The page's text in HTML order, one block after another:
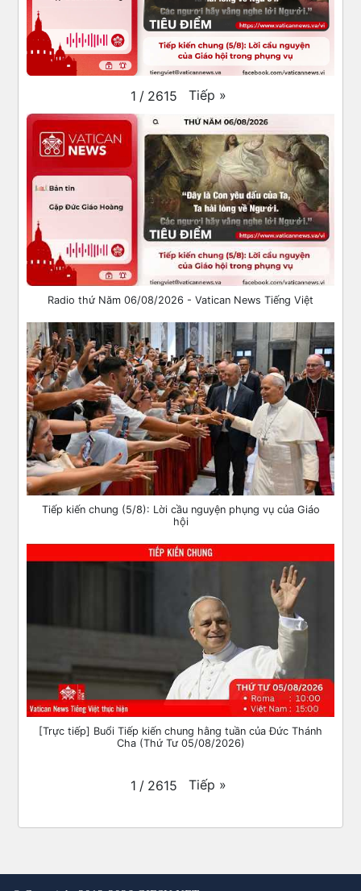
1 / 2615 Tiếp »
Radio thứ Năm 06/08/2026 - Vatican News Tiếng Việt
Tiếp kiến chung (5/8): Lời cầu nguyện phụng vụ của Giáo
hội
[Trực tiếp] Buổi Tiếp kiến chung hằng tuần của Đức Thánh
Cha (Thứ Tư 05/08/2026)
1 / 2615 Tiếp »